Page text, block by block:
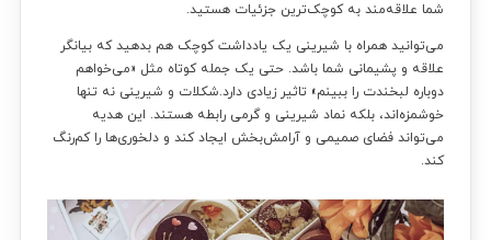
شما علاقه‌مند به کوچک‌ترین جزئیات هستید.
می‌توانید همراه با شیرینی یک یادداشت کوچک هم بدهید که بیانگر
علاقه و پشیمانی شما باشد. حتی یک جمله کوتاه مثل «می‌خواهم
دوباره لبخندت را ببینم» تاثیر زیادی دارد.شکلات و شیرینی نه تنها
خوشمزه‌اند، بلکه نماد شیرینی و گرمی رابطه هستند. این هدیه
می‌تواند فضای صمیمی و آرامش‌بخش ایجاد کند و دلخوری‌ها را کم‌رنگ
کند.